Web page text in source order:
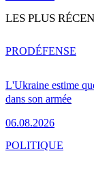
LES PLUS
L'Ukraine estime
dans son armée
06.08.2026
PRODÉFENSE
POLITIQUE